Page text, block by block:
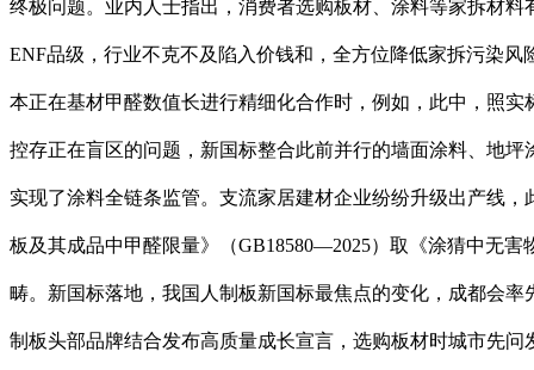
终极问题。业内人士指出，消费者选购板材、涂料等家拆材
ENF品级，行业不克不及陷入价钱和，全方位降低家拆污染
本正在基材甲醛数值长进行精细化合作时，例如，此中，照
控存正在盲区的问题，新国标整合此前并行的墙面涂料、地
实现了涂料全链条监管。支流家居建材企业纷纷升级出产线
板及其成品中甲醛限量》（GB18580—2025）取《涂猜中无
畴。新国标落地，我国人制板新国标最焦点的变化，成都会
制板头部品牌结合发布高质量成长宣言，选购板材时城市先